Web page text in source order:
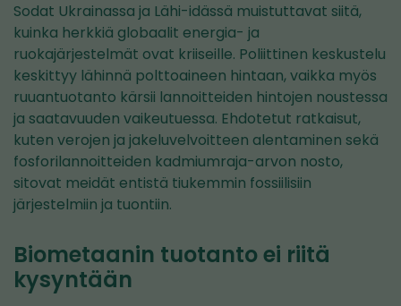
Sodat Ukrainassa ja Lähi-idässä muistuttavat siitä,
kuinka herkkiä globaalit energia- ja
ruokajärjestelmät ovat kriiseille. Poliittinen keskustelu
keskittyy lähinnä polttoaineen hintaan, vaikka myös
ruuantuotanto kärsii lannoitteiden hintojen noustessa
ja saatavuuden vaikeutuessa. Ehdotetut ratkaisut,
kuten verojen ja jakeluvelvoitteen alentaminen sekä
fosforilannoitteiden kadmiumraja-arvon nosto,
sitovat meidät entistä tiukemmin fossiilisiin
järjestelmiin ja tuontiin.
Biometaanin tuotanto ei riitä
kysyntään